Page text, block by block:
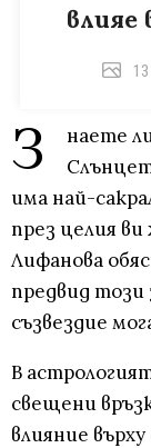
влияе
13
З
наете
има най-
през целия
Лифанова
предвид този
съзвездие
В
свещени
влияние